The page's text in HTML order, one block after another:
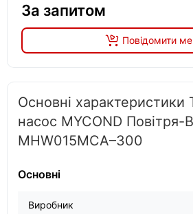
За запитом
Повідомити
Основні характеристики
насос MYCOND Повітря-
MHW015MCA–300
Основні
Виробник